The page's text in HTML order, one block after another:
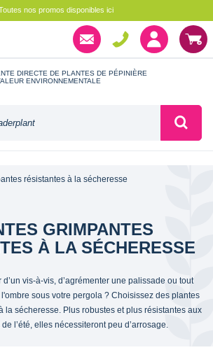
nos promos disponibles ici
DIRECTE DE PLANTES DE PÉPINIÈRE
ENVIRONNEMENTALE
résistantes à la sécheresse
GRIMPANTES
À LA SÉCHERESSE
vis-à-vis, d’agrémenter une palissade ou tout
sous votre pergola ? Choisissez des plantes
la sécheresse. Plus robustes et plus résistantes aux
l’été, elles nécessiteront peu d’arrosage.